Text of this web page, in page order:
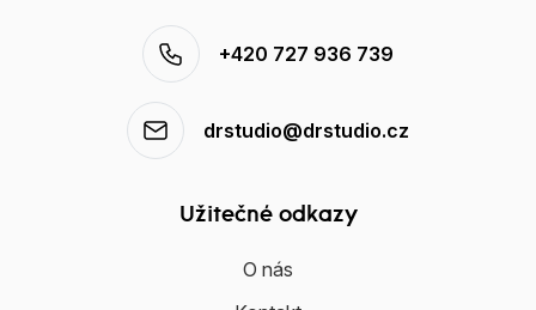
+420 727 936 739
drstudio@drstudio.cz
Užitečné odkazy
O nás